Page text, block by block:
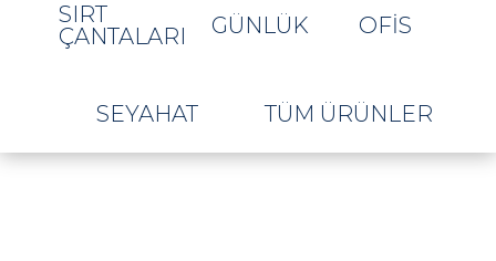
SIRT
ÇANTALARI
GÜNLÜK OFIS
SEYAHAT TÜM ÜRÜNLER